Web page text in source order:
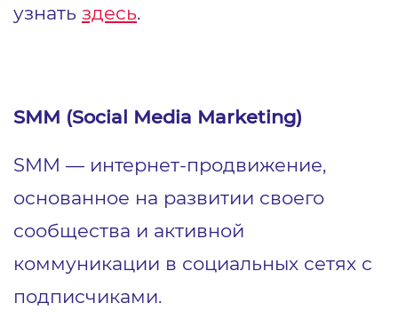
узнать здесь.
SMM (Social Media Marketing)
SMM — интернет-продвижение,
основанное на развитии своего
сообщества и активной
коммуникации в социальных сетях с
подписчиками.